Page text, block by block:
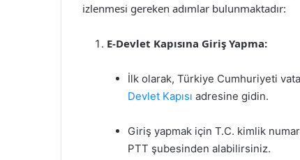
izlenmesi gereken adımlar bulunmaktadır:
E-Devlet Kapısına Giriş Yapma:
İlk olarak, Türkiye Cumhuriyeti
Devlet Kapısı adresine gidin.
Giriş yapmak için T.C. kimlik
PTT şubesinden alabilirsiniz.